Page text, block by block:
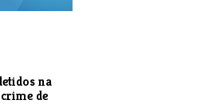
na
de